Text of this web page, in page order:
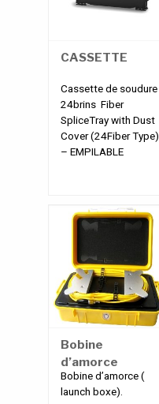
CASSETTE
Cassette de soudure
24brins Fiber
SpliceTray with Dust
Cover (24Fiber Type)
– EMPILABLE
Bobine
d’amorce
Bobine d’amorce (
launch boxe).